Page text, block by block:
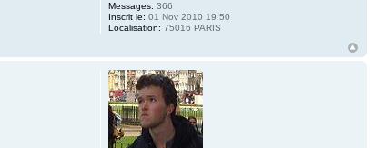
Messages: 366
Inscrit le: 01 Nov 2010 19:50
Localisation: 75016 PARIS